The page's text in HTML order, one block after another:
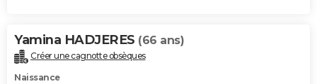
Yamina HADJERES (66 ans)
Créer une cagnotte obsèques
Naissance